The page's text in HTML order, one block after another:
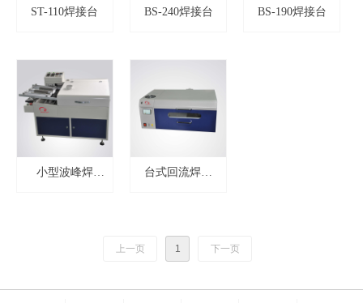
ST-110焊接台 BS-240焊接台 BS-190焊接台
小型波峰焊
台式回流焊炉
上一页 1 下一页